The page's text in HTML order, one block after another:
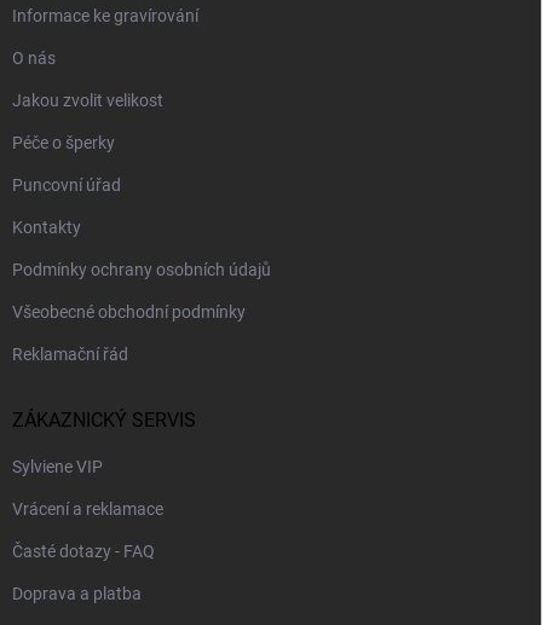
Informace ke gravírování
O nás
Jakou zvolit velikost
Péče o šperky
Puncovní úřad
Kontakty
Podmínky ochrany osobních údajů
Všeobecné obchodní podmínky
Reklamační řád
ZÁKAZNICKÝ SERVIS
Sylviene VIP
Vrácení a reklamace
Časté dotazy - FAQ
Doprava a platba